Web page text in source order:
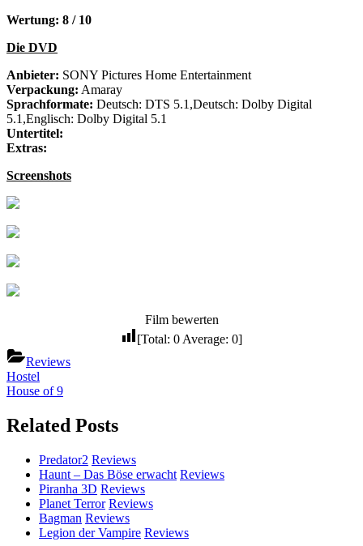
Wertung: 8 / 10
Die DVD
Anbieter: SONY Pictures Home Entertainment
Verpackung: Amaray
Sprachformate: Deutsch: DTS 5.1,Deutsch: Dolby Digital
5.1,Englisch: Dolby Digital 5.1
Untertitel:
Extras:
Screenshots
Film bewerten
[Total: 0 Average: 0]
Reviews
Beitragsnavigation
Previous
Post:
Hostel
Next
House of 9
Related Posts
Predator2 Reviews
Haunt – Das Böse erwacht Reviews
Piranha 3D Reviews
Planet Terror Reviews
Bagman Reviews
Legion der Vampire Reviews